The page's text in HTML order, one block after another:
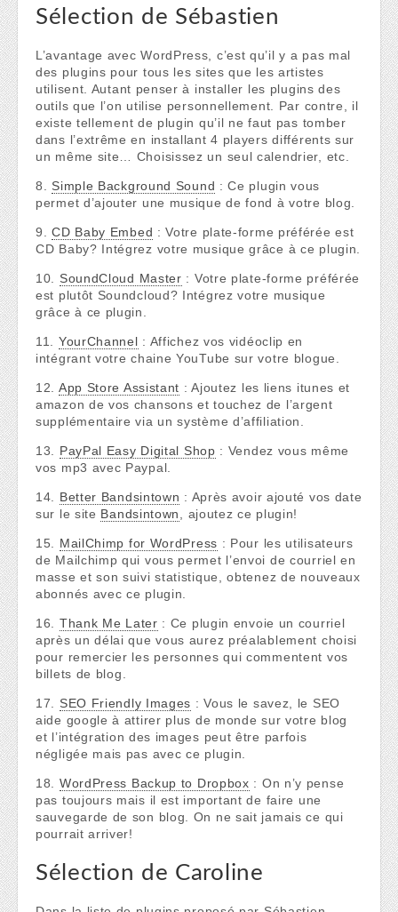
Sélection de Sébastien
L’avantage avec WordPress, c’est qu’il y a pas mal
des plugins pour tous les sites que les artistes
utilisent. Autant penser à installer les plugins des
outils que l’on utilise personnellement. Par contre, il
existe tellement de plugin qu’il ne faut pas tomber
dans l’extrême en installant 4 players différents sur
un même site… Choisissez un seul calendrier, etc.
8. Simple Background Sound : Ce plugin vous
permet d’ajouter une musique de fond à votre blog.
9.CD Baby Embed : Votre plate-forme préférée est
CD Baby? Intégrez votre musique grâce à ce plugin.
10. SoundCloud Master : Votre plate-forme préférée
est plutôt Soundcloud? Intégrez votre musique
grâce à ce plugin.
11. YourChannel : Affichez vos vidéoclip en
intégrant votre chaine YouTube sur votre blogue.
12. App Store Assistant : Ajoutez les liens itunes et
amazon de vos chansons et touchez de l’argent
supplémentaire via un système d’affiliation.
13. PayPal Easy Digital Shop : Vendez vous même
vos mp3 avec Paypal.
14. Better Bandsintown : Après avoir ajouté vos date
sur le site Bandsintown , ajoutez ce plugin!
15. MailChimp for WordPress : Pour les utilisateurs
de Mailchimp qui vous permet l’envoi de courriel en
masse et son suivi statistique, obtenez de nouveaux
abonnés avec ce plugin.
16. Thank Me Later : Ce plugin envoie un courriel
après un délai que vous aurez préalablement choisi
pour remercier les personnes qui commentent vos
billets de blog.
17. SEO Friendly Images : Vous le savez, le SEO
aide google à attirer plus de monde sur votre blog
et l’intégration des images peut être parfois
négligée mais pas avec ce plugin.
18. WordPress Backup to Dropbox : On n’y pense
pas toujours mais il est important de faire une
sauvegarde de son blog. On ne sait jamais ce qui
pourrait arriver!
Sélection de Caroline